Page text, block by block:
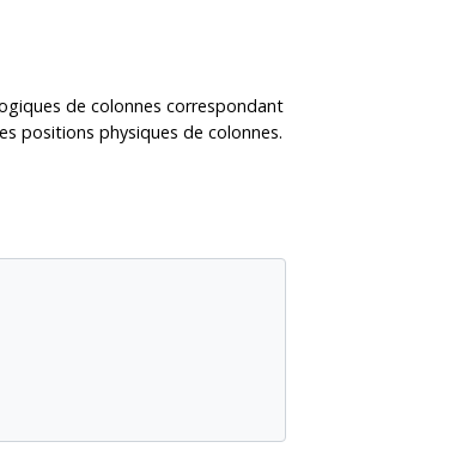
de colonnes correspondant
positions physiques de colonnes.